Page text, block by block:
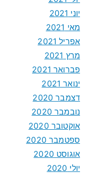
יוני 2021
מאי 2021
אפריל 2021
מרץ 2021
פברואר 2021
ינואר 2021
דצמבר 2020
נובמבר 2020
אוקטובר 2020
ספטמבר 2020
אוגוסט 2020
יולי 2020